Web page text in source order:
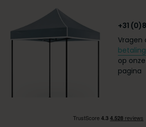
+31
Vragen
betaling
op onze
pagina